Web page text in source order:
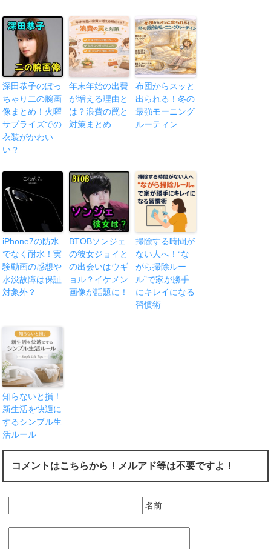
深田恭子のぽっ
ちゃり二の腕画
像まとめ！火曜
サプライズでの
衣装がかわい
い？
年末年始の出費
が増える理由と
は？浪費の罠と
対策まとめ
布団からスッと
出られる！冬の
最強モーニング
ルーティン
iPhone7の防水
でなく耐水！実
験動画の感想や
水没故障は保証
対象外？
BTOBソンジェ
の彼女ジョイと
の出会いはウギ
ョル？イケメン
画像が話題に！
掃除する時間が
ない人へ！“な
がら掃除ルー
ル”で家が勝手
にキレイになる
習慣術
知らないと損！
新生活を快適に
するシンプル生
活ルール
コメントはこちらから！メルアド等は不要ですよ！
名前